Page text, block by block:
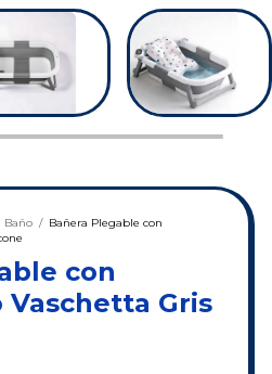
Baño / Bañera Plegable con
con
Gris